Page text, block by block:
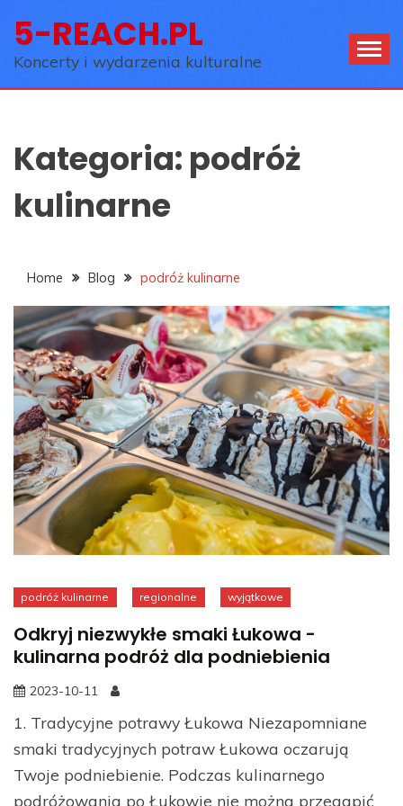
content
5-REACH.PL
Koncerty i wydarzenia kulturalne
Kategoria: podróż
kulinarne
Home Blog podróż kulinarne
podróż kulinarne regionalne wyjątkowe
Odkryj niezwykłe smaki Łukowa -
kulinarna podróż dla podniebienia
2023-10-11
1. Tradycyjne potrawy Łukowa Niezapomniane
smaki tradycyjnych potraw Łukowa oczarują
Twoje podniebienie. Podczas kulinarnego
podróżowania po Łukowie nie można przegapić